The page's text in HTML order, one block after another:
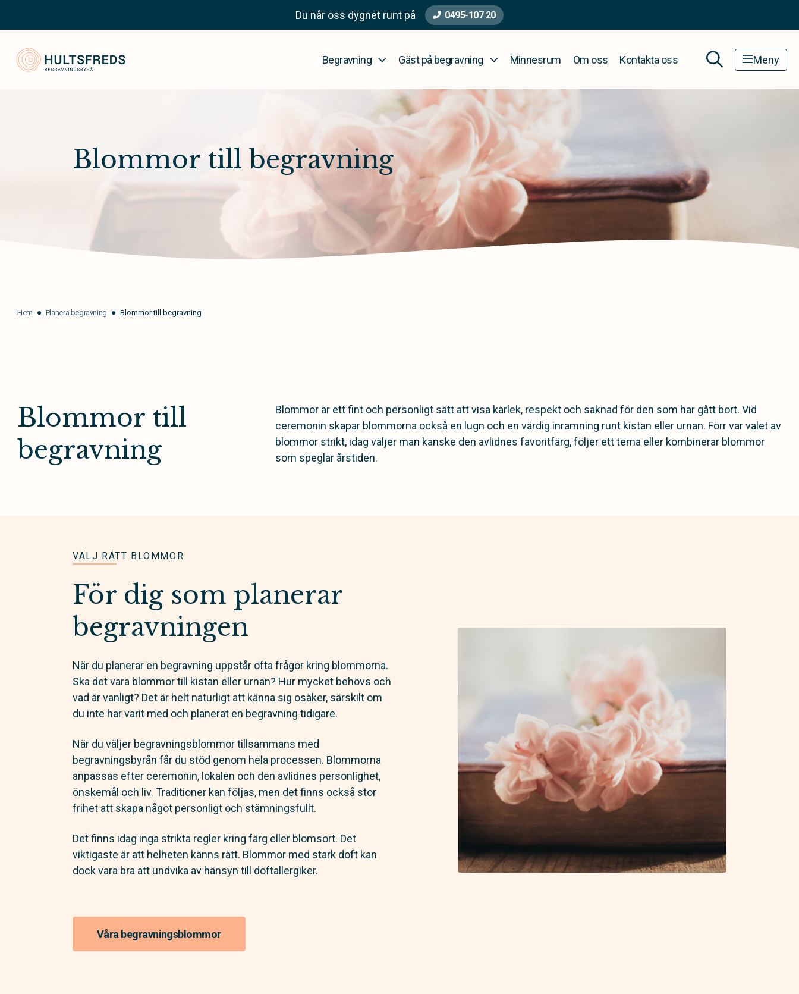
Du når oss dygnet runt på 0495-107 20
Begravning Gäst på begravning Minnesrum Om oss Kontakta oss Meny
Blommor till begravning
Hem Planera begravning Blommor till begravning
Blommor till
begravning
Blommor är ett fint och personligt sätt att visa kärlek, respekt och saknad för den som har gått bort. Vid
ceremonin skapar blommorna också en lugn och en värdig inramning runt kistan eller urnan. Förr var valet av
blommor strikt, idag väljer man kanske den avlidnes favoritfärg, följer ett tema eller kombinerar blommor
som speglar årstiden.
VÄLJ RÄTT BLOMMOR
För dig som planerar
begravningen
När du planerar en begravning uppstår ofta frågor kring blommorna.
Ska det vara blommor till kistan eller urnan? Hur mycket behövs och
vad är vanligt? Det är helt naturligt att känna sig osäker, särskilt om
du inte har varit med och planerat en begravning tidigare.
När du väljer begravningsblommor tillsammans med
begravningsbyrån får du stöd genom hela processen. Blommorna
anpassas efter ceremonin, lokalen och den avlidnes personlighet,
önskemål och liv. Traditioner kan följas, men det finns också stor
frihet att skapa något personligt och stämningsfullt.
Det finns idag inga strikta regler kring färg eller blomsort. Det
viktigaste är att helheten känns rätt. Blommor med stark doft kan
dock vara bra att undvika av hänsyn till doftallergiker.
Våra begravningsblommor